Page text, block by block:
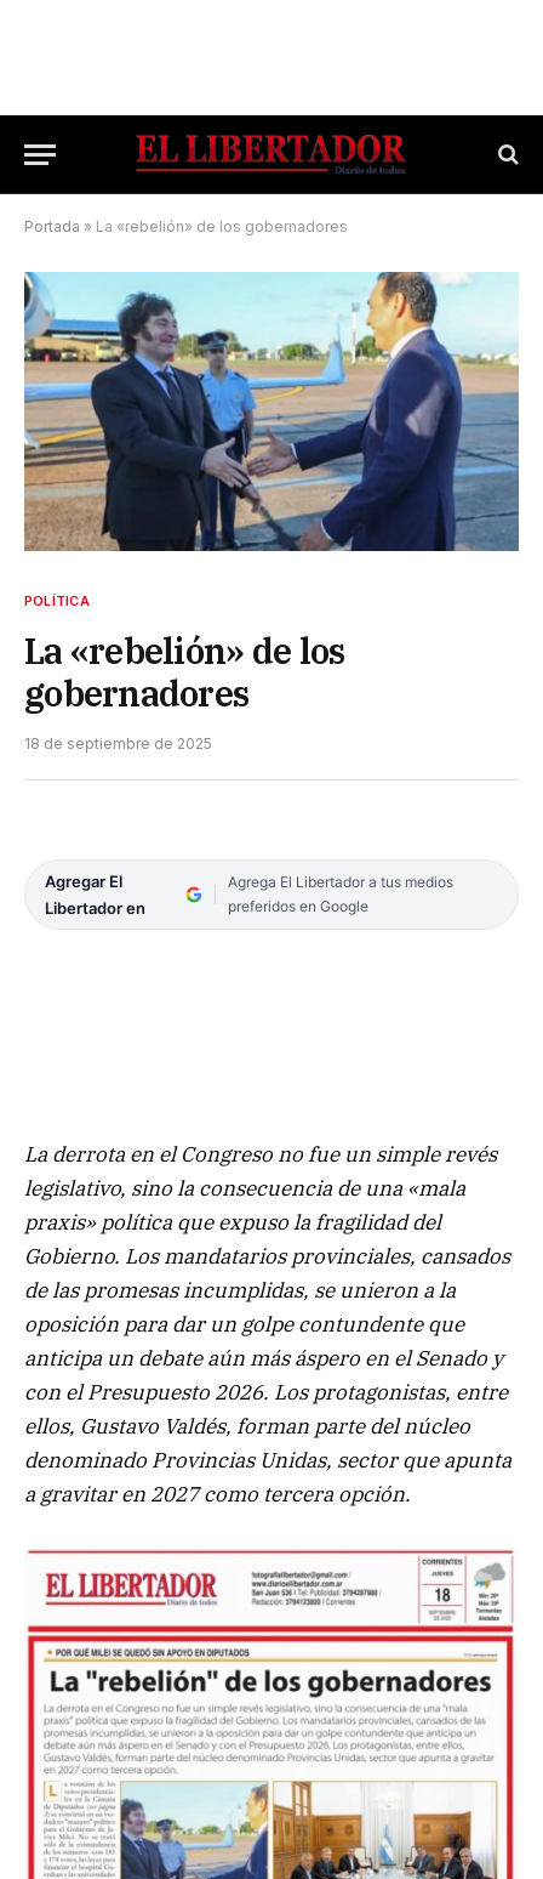
Portada » La «rebelión» de los gobernadores
POLÍTICA
La «rebelión» de los
gobernadores
18 de septiembre de 2025
Agregar El
Libertador en
Agrega El Libertador a tus medios
preferidos en Google
La derrota en el Congreso no fue un simple revés
legislativo, sino la consecuencia de una «mala
praxis» política que expuso la fragilidad del
Gobierno. Los mandatarios provinciales, cansados
de las promesas incumplidas, se unieron a la
oposición para dar un golpe contundente que
anticipa un debate aún más áspero en el Senado y
con el Presupuesto 2026. Los protagonistas, entre
ellos, Gustavo Valdés, forman parte del núcleo
denominado Provincias Unidas, sector que apunta
a gravitar en 2027 como tercera opción.